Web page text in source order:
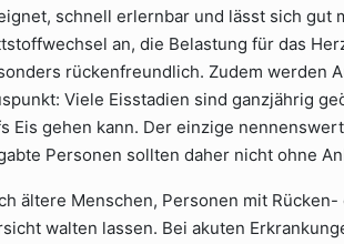
schnell erlernbar und lässt sich gut
an, die Belastung für das
rückenfreundlich. Zudem werden
Viele Eisstadien sind ganzjährig
Eis gehen kann. Der einzige
Personen sollten daher nicht ohne
ältere Menschen, Personen mit
walten lassen. Bei akuten